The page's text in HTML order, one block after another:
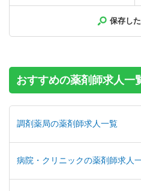
【北海道旭川市】高給与！580
内の調剤薬局です＜薬剤師＞
保存し
おすすめの薬剤師求人一
調剤薬局の薬剤師求人一覧
病院・クリニックの薬剤師求人